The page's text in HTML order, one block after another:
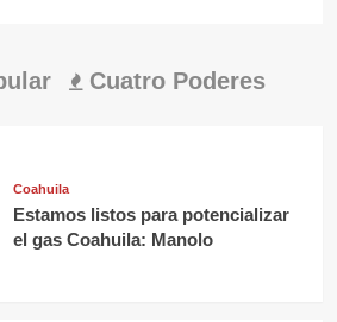
Cuatro Poderes
Coahuila
Estamos listos para potencializar
el gas Coahuila: Manolo